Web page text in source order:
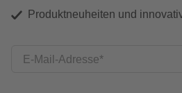
Produktneuheiten und
E-Mail-Adresse